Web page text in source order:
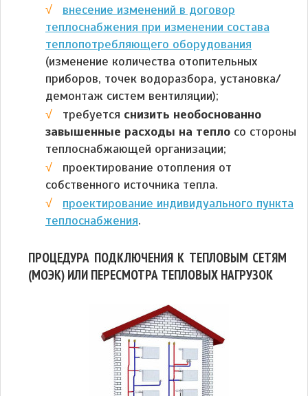
внесение изменений в договор
теплоснабжения при изменении состава
теплопотребляющего оборудования
(изменение количества отопительных
приборов, точек водоразбора, установка/
демонтаж систем вентиляции);
требуется снизить необоснованно
завышенные расходы на тепло со стороны
теплоснабжающей организации;
проектирование отопления от
собственного источника тепла.
проектирование индивидуального пункта
теплоснабжения.
ПРОЦЕДУРА ПОДКЛЮЧЕНИЯ К ТЕПЛОВЫМ СЕТЯМ
(МОЭК) ИЛИ ПЕРЕСМОТРА ТЕПЛОВЫХ НАГРУЗОК